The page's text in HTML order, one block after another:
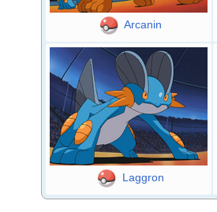
Arcanin
Laggron